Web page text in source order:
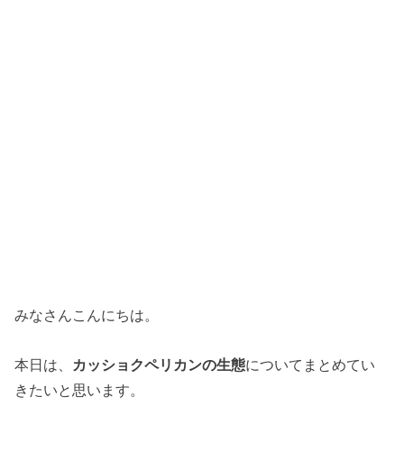
みなさんこんにちは。
本日は、 カッショクペリカンの生態についてまとめてい
きたいと思います。